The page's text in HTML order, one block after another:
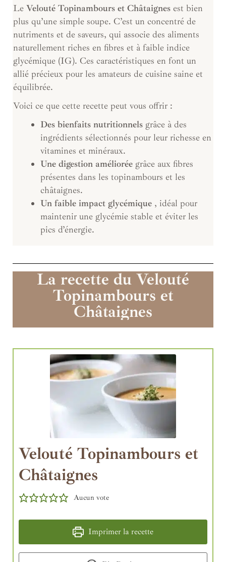
Le Velouté Topinambours et Châtaignes est bien
plus qu’une simple soupe. C’est un concentré de
nutriments et de saveurs, qui associe des aliments
naturellement riches en fibres et à faible indice
glycémique (IG). Ces caractéristiques en font un
allié précieux pour les amateurs de cuisine saine et
équilibrée.
Voici ce que cette recette peut vous offrir :
Des bienfaits nutritionnels grâce à des
ingrédients sélectionnés pour leur richesse en
vitamines et minéraux.
Une digestion améliorée grâce aux fibres
présentes dans les topinambours et les
châtaignes.
Un faible impact glycémique , idéal pour
maintenir une glycémie stable et éviter les
pics d’énergie.
La recette du Velouté
Topinambours et
Châtaignes
Velouté Topinambours et
Châtaignes
Aucun vote
Imprimer la recette